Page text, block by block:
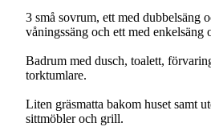
3 små sovrum, ett med dubbelsäng
våningssäng och ett med enkelsäng
Badrum med dusch, toalett,
torktumlare.
Liten gräsmatta bakom huset samt
sittmöbler och grill.